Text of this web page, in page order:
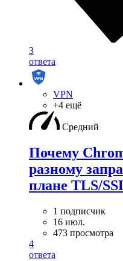
3
ответа
VPN
+4 ещё
Средний
Почему
разному
плане TLS/
1 подписчик
16 июл.
473 просмотра
4
ответа